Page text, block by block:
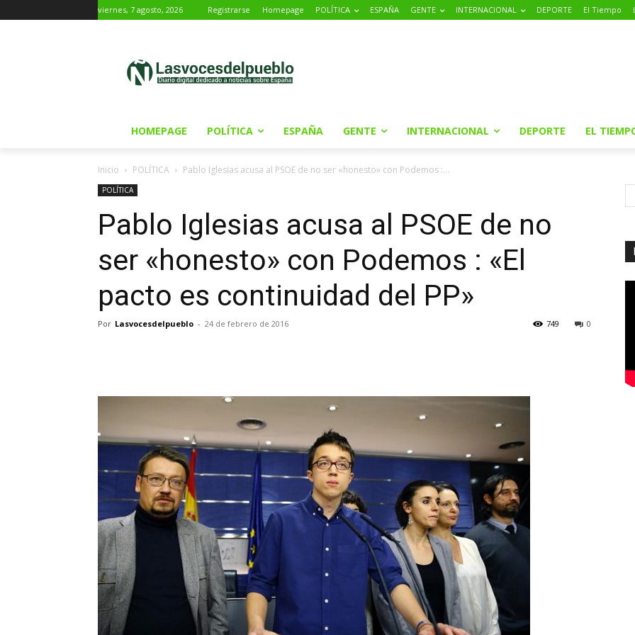
viernes, 7 agosto, 2026 Registrarse Homepage POLÍTICA ESPAÑA GENTE INTERNACIONAL DEPORTE El Tiempo
HOMEPAGE POLÍTICA ESPAÑA GENTE INTERNACIONAL DEPORTE EL
Inicio POLÍTICA Pablo Iglesias acusa al PSOE de no ser «honesto» con Podemos :...
POLÍTICA
Pablo Iglesias acusa al PSOE de no
ser «honesto» con Podemos : «El
pacto es continuidad del PP»
Por Lasvocesdelpueblo - 24 de febrero de 2016 0
749